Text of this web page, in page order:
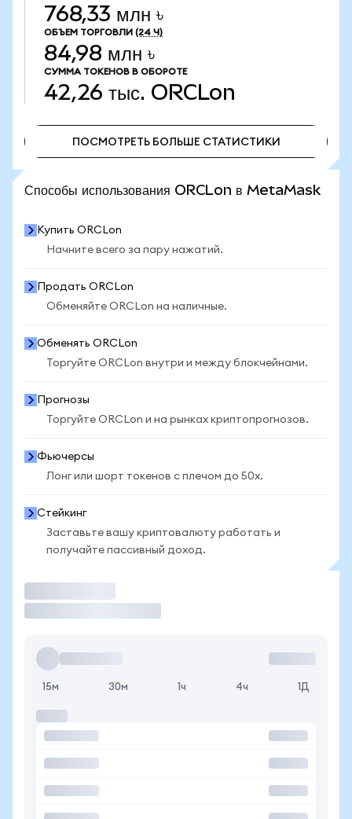
768,33 млн ৳
ОБЪЕМ ТОРГОВЛИ (24 Ч)
84,98 млн ৳
СУММА ТОКЕНОВ В ОБОРОТЕ
42,26 тыс. ORCLon
ПОСМОТРЕТЬ БОЛЬШЕ СТАТИСТИКИ
Способы использования ORCLon в MetaMask
Купить ORCLon
Начните всего за пару нажатий.
Продать ORCLon
Обменяйте ORCLon на наличные.
Обменять ORCLon
Торгуйте ORCLon внутри и между блокчейнами.
Прогнозы
Торгуйте ORCLon и на рынках криптопрогнозов.
Фьючерсы
Лонг или шорт токенов с плечом до 50x.
Стейкинг
Заставьте вашу криптовалюту работать и
получайте пассивный доход.
15м 30м 1ч 4ч 1Д